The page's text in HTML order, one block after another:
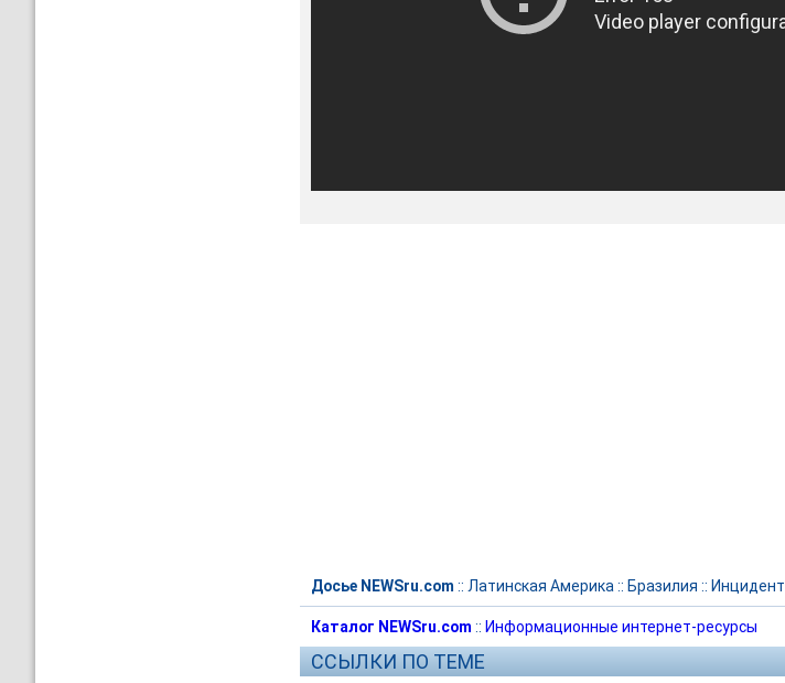
Досье NEWSru.com :: Латинская Америка :: Бразилия :: Инцидент
Каталог NEWSru.com :: Информационные интернет-ресурсы
ССЫЛКИ ПО ТЕМЕ